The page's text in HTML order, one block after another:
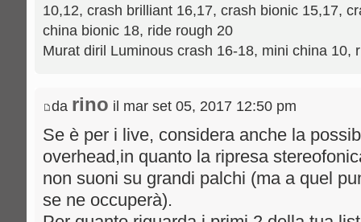
10,12, crash brilliant 16,17, crash bionic 15,17,
china bionic 18, ride rough 20
Murat diril Luminous crash 16-18, mini china 10,
da rino il mar set 05, 2017 12:50 pm
Se è per i live, considera anche la
overhead,in quanto la ripresa
non suoni su grandi palchi (ma a quel
se ne occuperà).